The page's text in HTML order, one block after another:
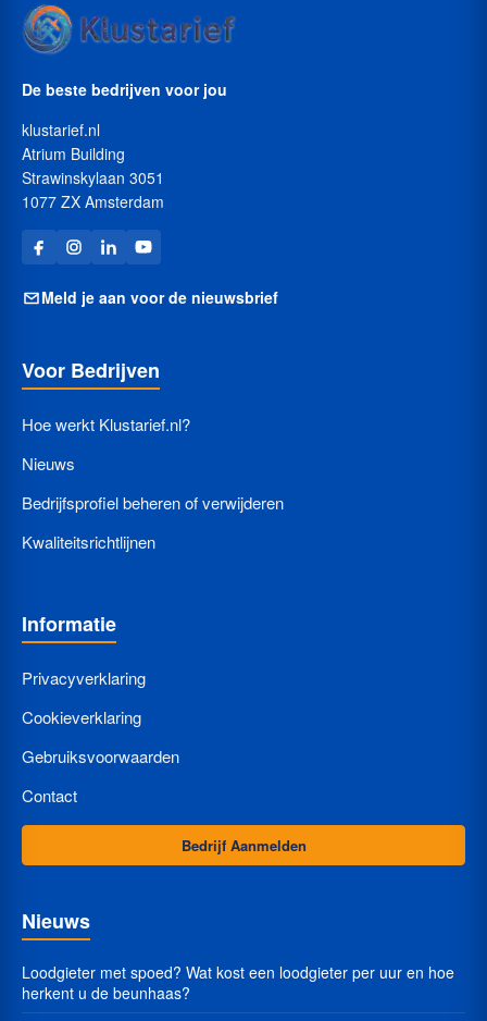
De beste bedrijven voor jou
klustarief.nl
Atrium Building
Strawinskylaan 3051
1077 ZX Amsterdam
Meld je aan voor de nieuwsbrief
Voor Bedrijven
Hoe werkt Klustarief.nl?
Nieuws
Bedrijfsprofiel beheren of verwijderen
Kwaliteitsrichtlijnen
Informatie
Privacyverklaring
Cookieverklaring
Gebruiksvoorwaarden
Contact
Bedrijf Aanmelden
Nieuws
Loodgieter met spoed? Wat kost een loodgieter per uur en hoe
herkent u de beunhaas?